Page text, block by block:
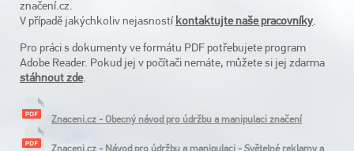
značení.cz.
V případě jakýchkoliv nejasnostíkontaktujte naše pracovníky.
Pro práci s dokumenty ve formátu PDF potřebujete program
Adobe Reader. Pokud jej v počítači nemáte, můžete si jej zdarma
stáhnout zde.
Znaceni.cz - Obecný návod pro údržbu a manipulaci značení
Znaceni.cz - Návod pro údržbu a manipulaci - Světelné reklamy a